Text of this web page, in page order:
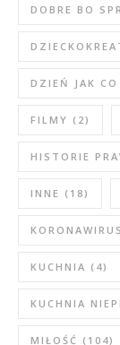
DOBRE BO
DZIEŃ JAK
FILMY (2)
HISTORIE
INNE (18)
KORONAWIRUS
KUCHNIA (4)
KUCHNIA
MIŁOŚĆ (104)